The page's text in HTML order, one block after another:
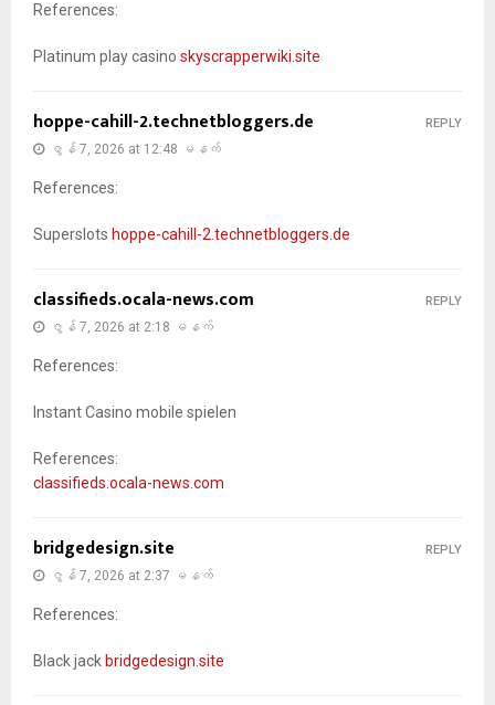
References:
Platinum play casino skyscrapperwiki.site
hoppe-cahill-2.technetbloggers.de
ဇွန် 7, 2026 at 12:48 မနက်
References:
Superslots hoppe-cahill-2.technetbloggers.de
REPLY
classifieds.ocala-news.com
ဇွန် 7, 2026 at 2:18 မနက်
References:
Instant Casino mobile spielen
References:
classifieds.ocala-news.com
REPLY
bridgedesign.site
ဇွန် 7, 2026 at 2:37 မနက်
References:
Black jack bridgedesign.site
REPLY